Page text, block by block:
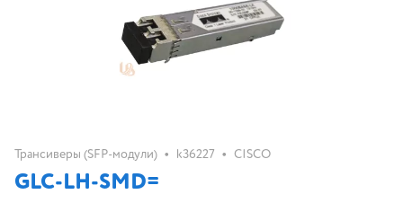
Трансиверы (SFP-модули) • k36227 • CISCO
GLC-LH-SMD=